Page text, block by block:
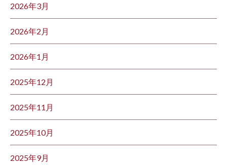
2026年3月
2026年2月
2026年1月
2025年12月
2025年11月
2025年10月
2025年9月